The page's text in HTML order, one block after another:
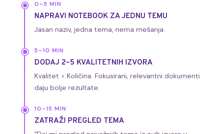
0–5 MIN
NAPRAVI NOTEBOOK ZA JEDNU TEMU
Jasan naziv, jedna tema, nema mešanja.
5–10 MIN
DODAJ 2–5 KVALITETNIH IZVORA
Kvalitet > Količina. Fokusirani, relevantni dokumenti
daju bolje rezultate.
10–15 MIN
ZATRAŽI PREGLED TEMA